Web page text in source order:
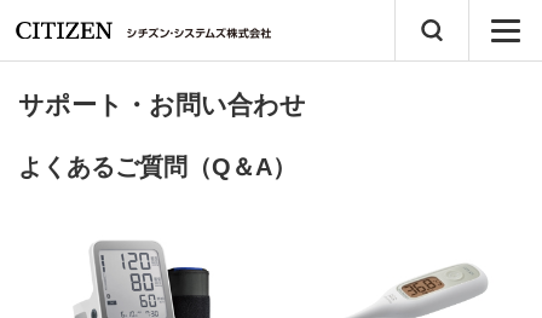
サポート・お問い合わせ
よくあるご質問（Q＆A）